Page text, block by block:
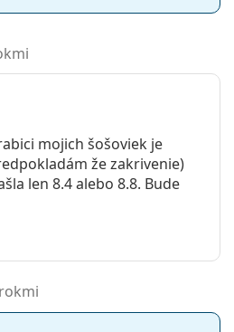
mojich šošoviek je
že zakrivenie)
len 8.4 alebo 8.8. Bude